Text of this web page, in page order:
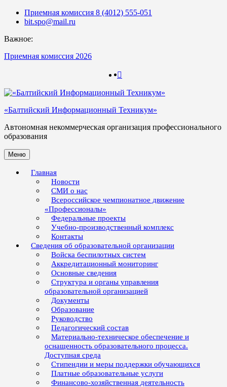
Skip
Приемная комиссия 8 (4012) 555-051
bit.spo@mail.ru
Важное:
Приемная комиссия 2026
«Балтийский Информационный Техникум»
Автономная некоммерческая организация профессионального
образования
Меню
Главная
Новости
СМИ о нас
Всероссийское чемпионатное движение
«Профессионалы»
Федеральные проекты
Учебно-производственный комплекс
Контакты
Сведения об образовательной организации
Войска беспилотных систем
Аккредитационный мониторинг
Основные сведения
Структура и органы управления
образовательной организацией
Документы
Образование
Руководство
Педагогический состав
Материально-техническое обеспечение и
оснащенность образовательного процесса.
Доступная среда
Стипендии и меры поддержки обучающихся
Платные образовательные услуги
Финансово-хозяйственная деятельность